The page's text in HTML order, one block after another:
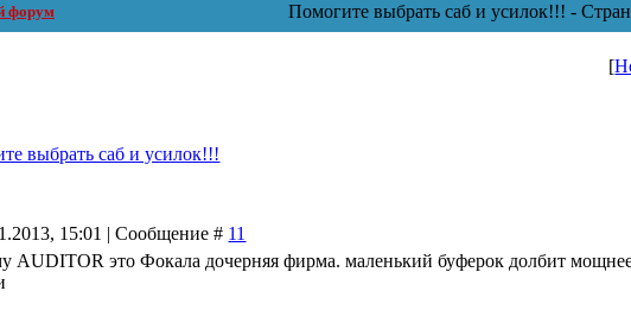
форум Помогите выбрать саб и усилок!!! -
[
выбрать саб и усилок!!!
15:01 | Сообщение # 11
AUDITOR это Фокала дочерняя фирма. маленький буферок долбит